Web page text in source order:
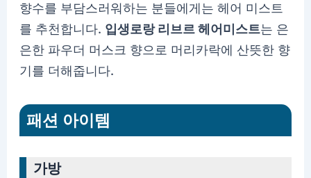
향수를 부담스러워하는 분들에게는 헤어 미스트
를 추천합니다. 입생로랑 리브르 헤어미스트는 은
은한 파우더 머스크 향으로 머리카락에 산뜻한 향
기를 더해줍니다.
패션 아이템
가방